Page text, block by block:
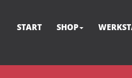
START SHOP